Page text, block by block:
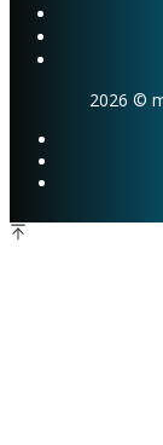
2026 ©